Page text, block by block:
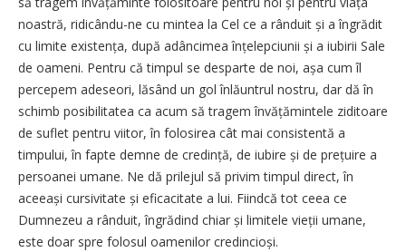
noastră, ridicându-ne cu mintea la Cel ce a rânduit și a îngrădit
cu limite existența, după adâncimea înțelepciunii și a iubirii Sale
de oameni. Pentru că timpul se desparte de noi, așa cum îl
percepem adeseori, lăsând un gol înlăuntrul nostru, dar dă în
schimb posibilitatea ca acum să tragem învățămintele ziditoare
de suflet pentru viitor, în folosirea cât mai consistentă a
timpului, în fapte demne de credință, de iubire și de prețuire a
persoanei umane. Ne dă prilejul să privim timpul direct, în
aceeași cursivitate și eficacitate a lui. Fiindcă tot ceea ce
Dumnezeu a rânduit, îngrădind chiar și limitele vieții umane,
este doar spre folosul oamenilor credincioși.